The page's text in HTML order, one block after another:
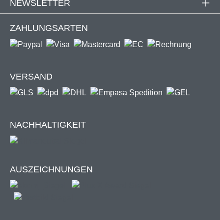
individuell nach deinem Geschmack gestaltet werden.
beinahe keine Grenzen gesetzt. So wird jede Markise zu
einemeinzigartigen Original!
Im Gegensatz zu herkömmlichen Markisen, besitzt unsere
Bandzugsystem in den Gelenkarmen,
Kraftübertragungssystem zwischen Gelenkarmen
sorgt durchgängig für eine optimale
NEWSLETTER
ZAHLUNGSARTEN
VERSAND
NACHHALTIGKEIT
AUSZEICHNUNGEN